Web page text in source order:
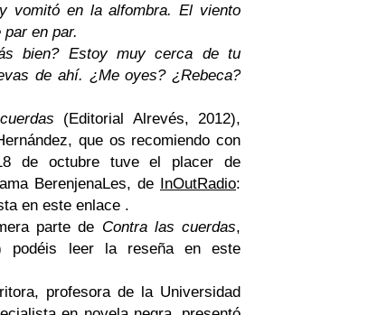
vomitó en la alfombra. El viento
en par.
bien? Estoy muy cerca de tu
de ahí. ¿Me oyes? ¿Rebeca?
(Editorial Alrevés, 2012),
que os recomiendo con
de octubre tuve el placer de
BerenjenaLes, de InOutRadio:
en este enlace .
parte de Contra las cuerdas,
podéis leer la reseña en este
profesora de la Universidad